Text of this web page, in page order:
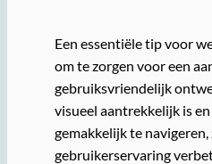
Een essentiële tip voor
om te zorgen voor een
gebruiksvriendelijk
visueel aantrekkelijk is
gemakkelijk te navigeren,
gebruikerservaring